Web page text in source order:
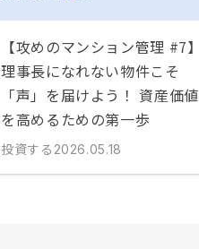
【攻めのマンション管理 #7】
理事長になれない物件こそ
「声」を届けよう！ 資産価値
を高めるための第一歩
投資する 2026.05.18